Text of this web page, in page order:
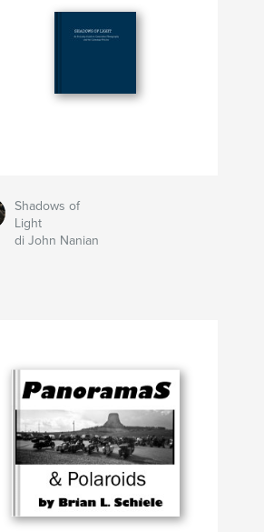
Shadows of
Light
di John Nanian